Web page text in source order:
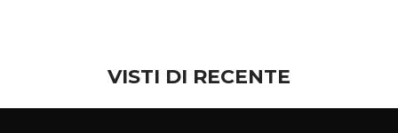
VISTI DI RECENTE